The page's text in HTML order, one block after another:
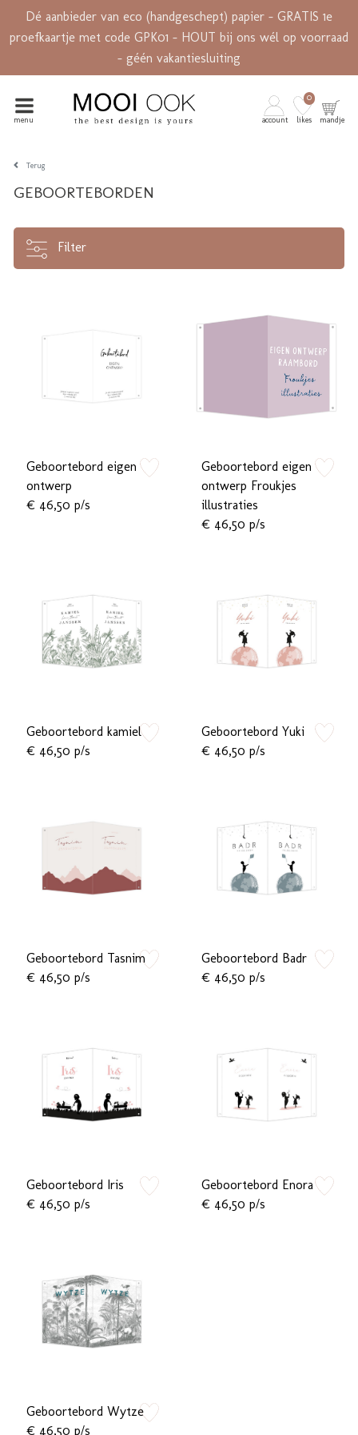
Dé aanbieder van eco (handgeschept) papier - GRATIS 1e
proefkaartje met code GPK01 - HOUT bij ons wél op voorraad
- géén vakantiesluiting
menu account likes
0
mandje
Terug
GEBOORTEBORDEN
Filter
Geboortebord eigen
ontwerp
€ 46,50 p/s
Geboortebord eigen
ontwerp Froukjes
illustraties
€ 46,50 p/s
Geboortebord kamiel
€ 46,50 p/s
zet op verlanglijstje
Geboortebord Yuki
€ 46,50 p/s
Geboortebord Tasnim
€ 46,50 p/s
zet op verlanglijstje
Geboortebord Badr
€ 46,50 p/s
Geboortebord Iris
€ 46,50 p/s
zet op verlanglijstje
Geboortebord Enora
€ 46,50 p/s
Geboortebord Wytze
€ 46,50 p/s